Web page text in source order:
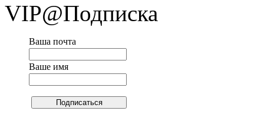
VIP@Подписка
Ваша почта
Ваше имя